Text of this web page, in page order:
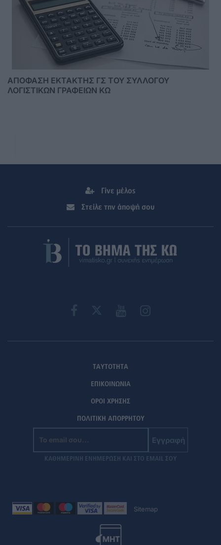
ΑΠΟΦΑΣΗ ΕΚΤΑΚΤΗΣ ΓΣ ΤΟΥ ΣΥΛΛΟΓΟΥ
ΛΟΓΙΣΤΙΚΩΝ ΓΡΑΦΕΙΩΝ ΚΩ
Γίνε μέλος
Στείλε την άποψή σου
ΤΑΥΤΟΤΗΤΑ
ΕΠΙΚΟΙΝΩΝΙΑ
ΟΡΟΙ ΧΡΗΣΗΣ
ΠΟΛΙΤΙΚΗ ΑΠΟΡΡΗΤΟΥ
Εγγραφή
ΚΑΘΗΜΕΡΙΝΗ ΕΝΗΜΕΡΩΣΗ ΚΑΙ ΣΤΟ EMAIL ΣΟΥ
Sitemap